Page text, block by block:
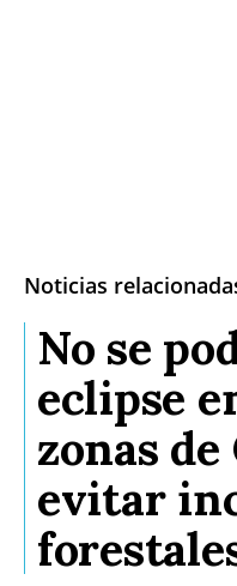
Noticias
No se
eclipse
zonas
evitar